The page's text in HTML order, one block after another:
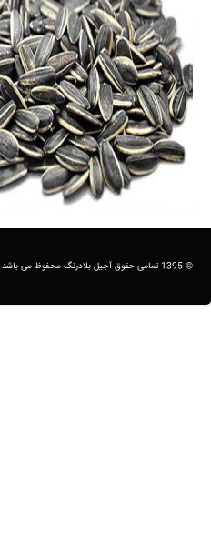
© 1395 تمامی حقوق آجیل بلادرنگ محفوظ می باشد